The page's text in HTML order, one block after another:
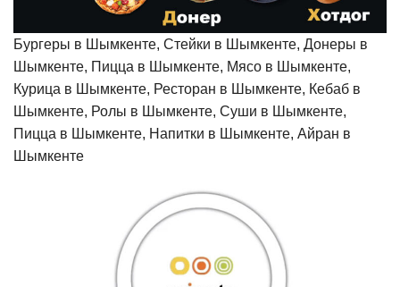
Бургеры в Шымкенте, Стейки в Шымкенте, Донеры в
Шымкенте, Пицца в Шымкенте, Мясо в Шымкенте,
Курица в Шымкенте, Ресторан в Шымкенте, Кебаб в
Шымкенте, Ролы в Шымкенте, Суши в Шымкенте,
Пицца в Шымкенте, Напитки в Шымкенте, Айран в
Шымкенте